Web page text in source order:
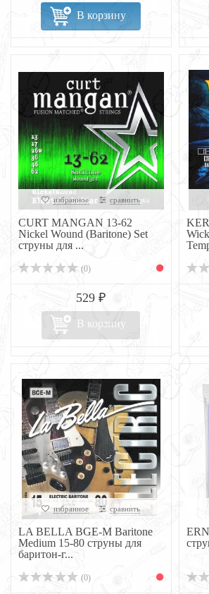
В корзину
избранное сравнить
CURT MANGAN 13-62
Nickel Wound (Baritone) Set
струны для ...
(0)
529 ₽
В корзину
избранное сравнить
LA BELLA BGE-M Baritone
Medium 15-80 струны для
баритон-г...
(0)